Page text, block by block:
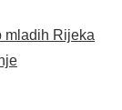
mladih Rijeka